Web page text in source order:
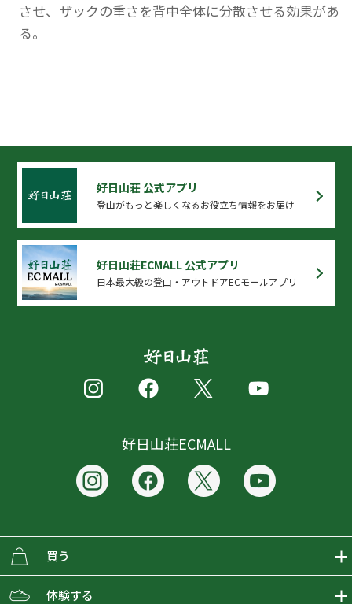
させ、ザックの重さを背中全体に分散させる効果があ
る。
好日山荘 公式アプリ
登山がもっと楽しくなるお役立ち情報をお届け
好日山荘ECMALL 公式アプリ
日本最大級の登山・アウトドアECモールアプリ
好日山荘ECMALL
買う
ECMALLの商品をさがす
体験する